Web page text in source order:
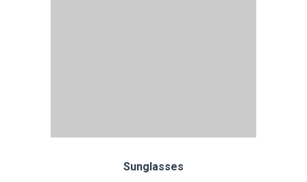
Sunglasses